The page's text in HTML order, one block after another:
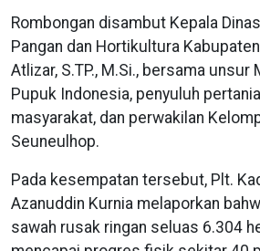
Rombongan disambut Kepala
Pangan dan Hortikultura
Atlizar, S.TP., M.Si., bersama unsur
Pupuk Indonesia, penyuluh
masyarakat, dan perwakilan
Seuneulhop.
Pada kesempatan tersebut, Plt.
Azanuddin Kurnia melaporkan
sawah rusak ringan seluas 6.304